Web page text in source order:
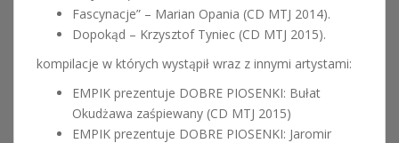
Fascynacje” – Marian Opania (CD MTJ 2014).
Dopokąd – Krzysztof Tyniec (CD MTJ 2015).
kompilacje w których wystąpił wraz z innymi artystami:
EMPIK prezentuje DOBRE PIOSENKI: Bułat
Okudżawa zaśpiewany (CD MTJ 2015)
EMPIK prezentuje DOBRE PIOSENKI: Jaromir